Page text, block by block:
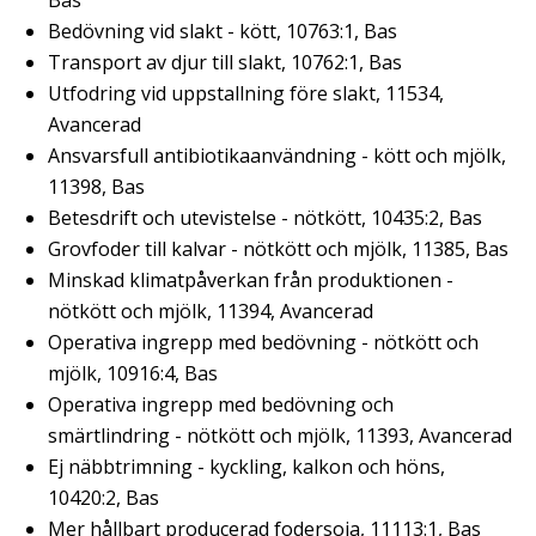
Bedövning vid slakt - kött, 10763:1, Bas
Transport av djur till slakt, 10762:1, Bas
Utfodring vid uppstallning före slakt, 11534,
Avancerad
Ansvarsfull antibiotikaanvändning - kött och mjölk,
11398, Bas
Betesdrift och utevistelse - nötkött, 10435:2, Bas
Grovfoder till kalvar - nötkött och mjölk, 11385, Bas
Minskad klimatpåverkan från produktionen -
nötkött och mjölk, 11394, Avancerad
Operativa ingrepp med bedövning - nötkött och
mjölk, 10916:4, Bas
Operativa ingrepp med bedövning och
smärtlindring - nötkött och mjölk, 11393, Avancerad
Ej näbbtrimning - kyckling, kalkon och höns,
10420:2, Bas
Mer hållbart producerad fodersoja, 11113:1, Bas